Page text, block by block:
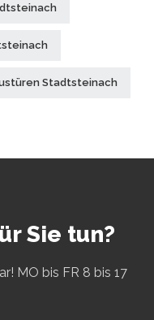
Stadtsteinach
Sie tun?
MO bis FR 8 bis 17